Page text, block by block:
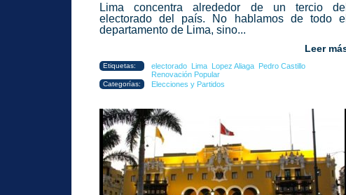
Lima concentra alrededor de un tercio del
electorado del país. No hablamos de todo el
departamento de Lima, sino...
Leer
Etiquetas: electorado Lima Lopez Aliaga Pedro Castillo
Renovación Popular
Categorías: Elecciones y Partidos